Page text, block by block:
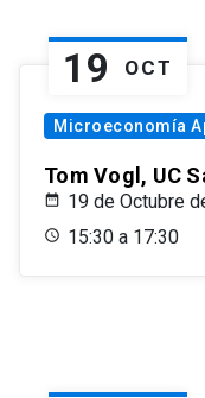
19 OCT
Microeconomía
Tom Vogl, UC
19 de Octubre
15:30 a 17:30